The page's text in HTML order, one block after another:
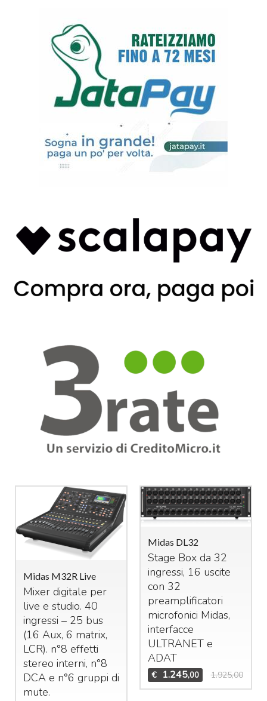
Midas M32R Live
Mixer digitale per
live e studio. 40
ingressi – 25 bus
(16 Aux, 6 matrix,
LCR). n°8 effetti
stereo interni, n°8
DCAe n°6 gruppi di
mute.
Midas DL32
Stage Box da 32
ingressi, 16 uscite
con 32
preamplificatori
microfonici Midas,
interfacce
ULTRANETe
ADAT
€ 1.245,00 1.925,00